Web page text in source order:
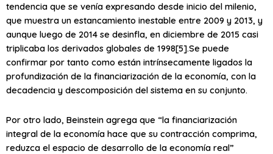
tendencia que se venía expresando desde inicio del milenio,
que muestra un estancamiento inestable entre 2009 y 2013, y
aunque luego de 2014 se desinfla, en diciembre de 2015 casi
triplicaba los derivados globales de 1998[5].Se puede
confirmar por tanto como están intrínsecamente ligados la
profundización de la financiarización de la economía, con la
decadencia y descomposición del sistema en su conjunto.
Por otro lado, Beinstein agrega que “la financiarización
integral de la economía hace que su contracción comprima,
reduzca el espacio de desarrollo de la economía real”